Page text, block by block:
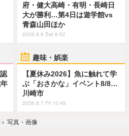
府・健大高崎・有明・長崎日
大が勝利…第4日は遊学館vs
青森山田ほか
2026.8.8 Sat 9:52
趣味・娯楽
【夏休み2026】魚に触れて学
ぶ「おさかな」イベント8/8…
川崎市
2026.8.7 Fri 10:45
› 写真・画像